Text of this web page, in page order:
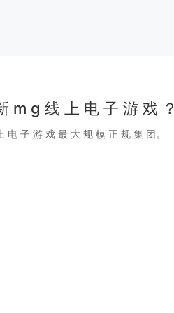
m g 线 上 电 子 游 戏 ？
子 游 戏 最 大 规 模 正 规 集 团。